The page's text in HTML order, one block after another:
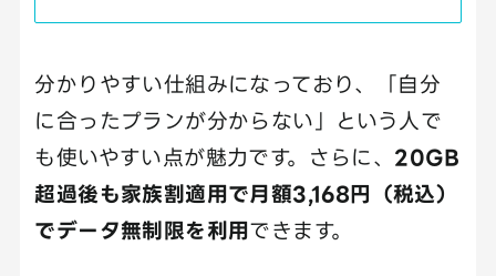
分かりやすい仕組みになっており、「自分
に合ったプランが分からない」という人で
も使いやすい点が魅力です。さらに、 20GB
超過後も家族割適用で月額3,168円（税込）
でデータ無制限を利用できます。